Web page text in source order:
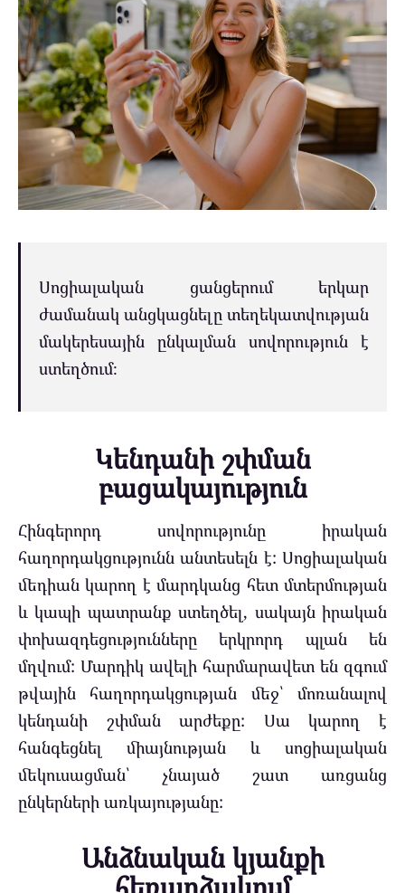
Սոցիալական ցանցերում երկար
ժամանակ անցկացնելը տեղեկատվության
մակերեսային ընկալման սովորություն է
ստեղծում։
Կենդանի շփման
բացակայություն
Հինգերորդ սովորությունը իրական
հաղորդակցությունն անտեսելն է: Սոցիալական
մեդիան կարող է մարդկանց հետ մտերմության
և կապի պատրանք ստեղծել, սակայն իրական
փոխազդեցությունները երկրորդ պլան են
մղվում: Մարդիկ ավելի հարմարավետ են զգում
թվային հաղորդակցության մեջ՝ մոռանալով
կենդանի շփման արժեքը: Սա կարող է
հանգեցնել միայնության և սոցիալական
մեկուսացման՝ չնայած շատ առցանց
ընկերների առկայությանը:
Անձնական կյանքի